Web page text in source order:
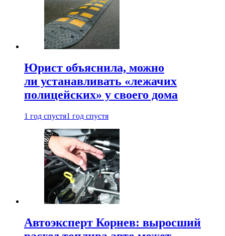
Юрист объяснила, можно
ли устанавливать «лежачих
полицейских» у своего дома
1 год спустя1 год спустя
Автоэксперт Корнев: выросший